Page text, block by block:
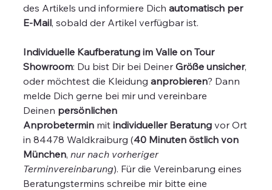
des Artikels und informiere Dichautomatisch per
E-Mail, sobald der Artikel verfügbar ist.
Individuelle Kaufberatung im Valle on Tour
Showroom: Du bist Dir bei DeinerGröße unsicher,
oder möchtest die Kleidunganprobieren? Dann
melde Dich gerne bei mir und vereinbare
Deinen persönlichen
Anprobetermin mitindividueller Beratung vor Ort
in 84478 Waldkraiburg (40 Minuten östlich von
München,nur nach vorheriger
Terminvereinbarung). Für die Vereinbarung eines
Beratungstermins schreibe mir bitte eine